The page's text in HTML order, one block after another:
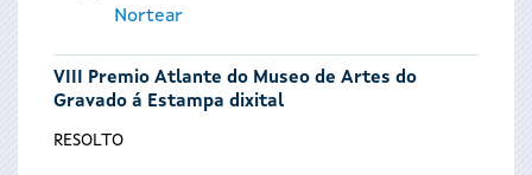
Nortear
VIII Premio Atlante do Museo de Artes do
Gravado á Estampa dixital
RESOLTO